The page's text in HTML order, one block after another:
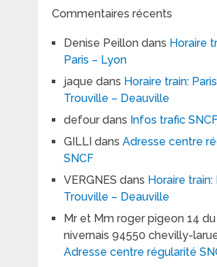
Commentaires récents
Denise Peillondans Horaire
Paris – Lyon
jaque dans Horaire train:
Trouville – Deauville
defourdans Infos trafic
GILLI dans Adresse centre
SNCF
VERGNES dans Horaire train:
Trouville – Deauville
Mr et Mm roger pigeon 14 du
nivernais 94550 chevilly-
Adresse centre régularité